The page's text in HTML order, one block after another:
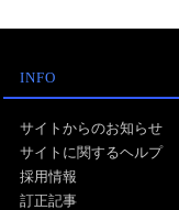
INFO
サイトからのお知らせ
サイトに関するヘルプ
採用情報
訂正記事